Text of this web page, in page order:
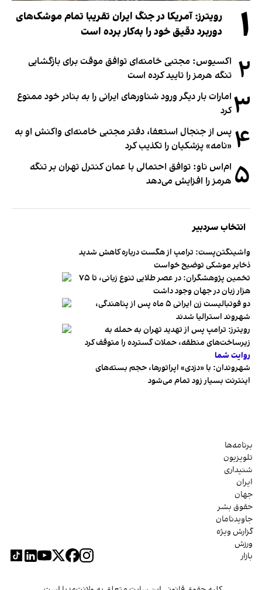
۱
رویترز: آمریکا در جنگ ایران تقریبا تمام موشک‌های
دوربرد دقیق خود را به‌کار برده است
۲ اکسیوس: مجتبی خامنه‌ای توافق موقت برای بازگشایی
تنگه هرمز را تایید کرده است
۳ امارات بار دیگر ورود شناورهای ایرانی را به بنادر خود ممنوع
کرد
۴ پس از جنجال استعفا، دفتر مجتبی خامنه‌ای واکنش او به
«نامه» پزشکیان را تکذیب کرد
۵ ام‌اس ناو: توافق احتمالی با عمان کنترل تهران بر تنگه
هرمز را افزایش می‌دهد
انتخاب سردبیر
واشینگتن‌پست: ترامپ از هگست درباره کاهش شدید
ذخایر موشکی توضیح خواست
تخمین پژوهشگران: در عصر طلایی تنوع زبانی، تا ۷۵
هزار زبان در جهان وجود داشت
دو فوتبالیست زن ایرانی ۵ ماه پس از پناهندگی،
شهروند استرالیا شدند
رویترز: ترامپ پس از تهدید تهران به حمله به
زیرساخت‌های منطقه، حملات گسترده را متوقف کرد
روایت شما
شهروندان:‌ با «دزدی» اپراتورها، حجم بسته‌های
اینترنت بسیار زود تمام می‌شود
برنامه‌ها
تلویزیون
شنیداری
ایران
جهان
حقوق بشر
جاویدنامان
گزارش ویژه
ورزش
بازار